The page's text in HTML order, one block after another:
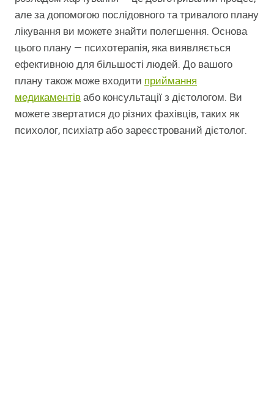
але за допомогою послідовного та тривалого плану
лікування ви можете знайти полегшення. Основа
цього плану — психотерапія, яка виявляється
ефективною для більшості людей. До вашого
плану також може входити приймання
медикаментівабо консультації з дієтологом. Ви
можете звертатися до різних фахівців, таких як
психолог, психіатр або зареєстрований дієтолог.